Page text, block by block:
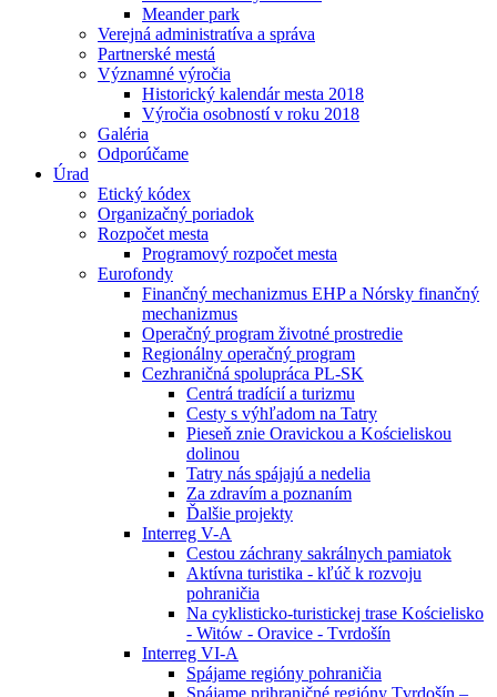
Meander park
Verejná administratíva a správa
Partnerské mestá
Významné výročia
Historický kalendár mesta 2018
Výročia osobností v roku 2018
Galéria
Odporúčame
Úrad
Etický kódex
Organizačný poriadok
Rozpočet mesta
Programový rozpočet mesta
Eurofondy
Finančný mechanizmus EHP a Nórsky finančný
mechanizmus
Operačný program životné prostredie
Regionálny operačný program
Cezhraničná spolupráca PL-SK
Centrá tradícií a turizmu
Cesty s výhľadom na Tatry
Pieseň znie Oravickou a Kościeliskou
dolinou
Tatry nás spájajú a nedelia
Za zdravím a poznaním
Ďalšie projekty
Interreg V-A
Cestou záchrany sakrálnych pamiatok
Aktívna turistika - kľúč k rozvoju
pohraničia
Na cyklisticko-turistickej trase Kościelisko
- Witów - Oravice - Tvrdošín
Interreg VI-A
Spájame regióny pohraničia
Spájame prihraničné regióny Tvrdošín –